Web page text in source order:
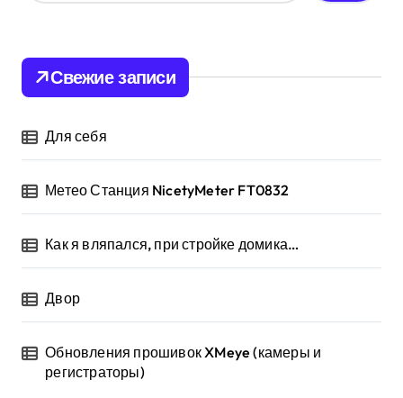
:
Свежие записи
Для себя
Метео Станция NicetyMeter FT0832
Как я вляпался, при стройке домика…
Двор
Обновления прошивок XMeye (камеры и
регистраторы)